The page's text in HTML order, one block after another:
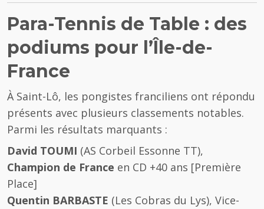
Para-Tennis de Table : des
podiums pour l’Île-de-
France
À Saint-Lô, les pongistes franciliens ont répondu
présents avec plusieurs classements notables.
Parmi les résultats marquants :
David TOUMI (AS Corbeil Essonne TT),
Champion de France en CD +40 ans [Première
Place]
Quentin BARBASTE (Les Cobras du Lys), Vice-